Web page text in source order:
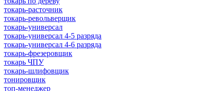
токарь-расточник
токарь-револьверщик
токарь-универсал
токарь-универсал 4-5 разряда
токарь-универсал 4-6 разряда
токарь-фрезеровщик
токарь ЧПУ
токарь-шлифовщик
тонировщик
топ-менеджер